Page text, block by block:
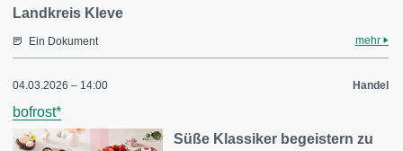
Landkreis Kleve
Ein Dokument mehr
04.03.2026 – 14:00 Handel
bofrost*
Süße Klassiker begeistern zu